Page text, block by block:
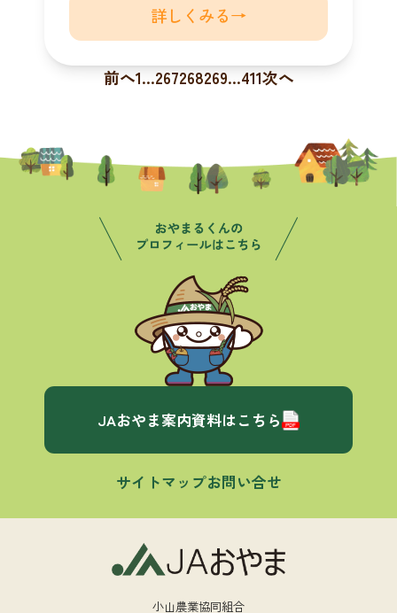
詳しくみる→
前へ1…267268269…411次へ
JAおやま案内資料はこちら
サイトマップお問い合せ
小山農業協同組合